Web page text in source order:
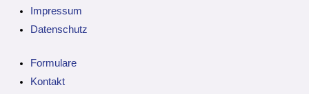
Impressum
Datenschutz
Formulare
Kontakt